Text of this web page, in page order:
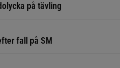
på tävling
fall på SM